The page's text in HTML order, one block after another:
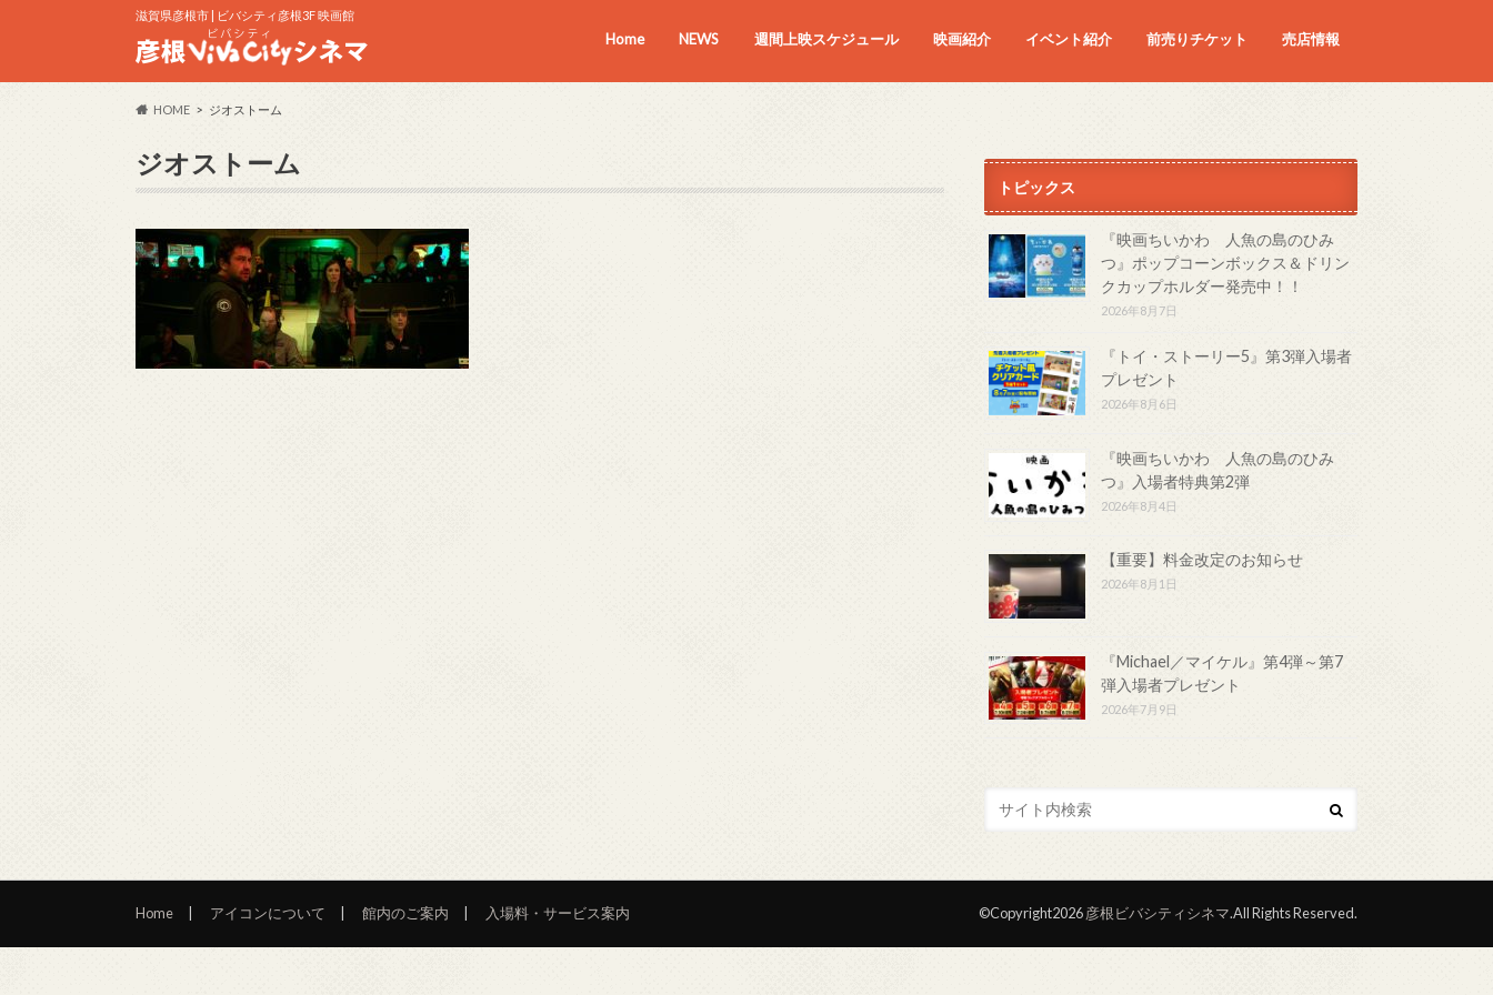
滋賀県彦根市 | ビバシティ彦根3F 映画館
Home NEWS 週間上映スケジュール 映画紹介 イベント紹介 前売りチケット 売店情報
HOME ジオストーム
ジオストーム
トピックス
『映画ちいかわ 人魚の島のひみ
つ』ポップコーンボックス＆ドリン
クカップホルダー発売中！！
2026年8月7日
『トイ・ストーリー5』第3弾入場者
プレゼント
2026年8月6日
『映画ちいかわ 人魚の島のひみ
つ』入場者特典第2弾
2026年8月4日
【重要】料金改定のお知らせ
2026年8月1日
『Michael／マイケル』第4弾～第7
弾入場者プレゼント
2026年7月9日
Home アイコンについて 館内のご案内 入場料・サービス案内 ©Copyright2026彦根ビバシティシネマ.All Rights Reserved.